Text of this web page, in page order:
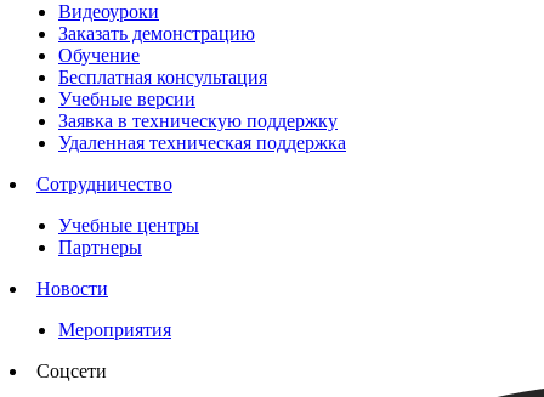
Видеоуроки
Заказать демонстрацию
Обучение
Бесплатная консультация
Учебные версии
Заявка в техническую поддержку
Удаленная техническая поддержка
Сотрудничество
Учебные центры
Партнеры
Новости
Мероприятия
Соцсети